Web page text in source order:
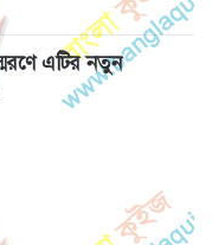
এটির নতুন